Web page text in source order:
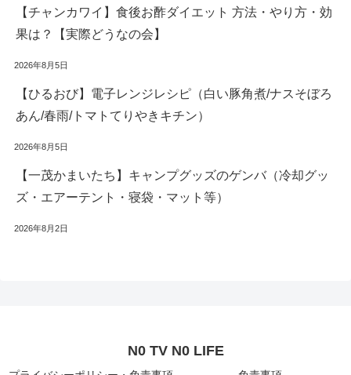
【チャンカワイ】食後お酢ダイエット 方法・やり方・効
果は？【実際どうなの会】
2026年8月5日
【ひるおび】電子レンジレシピ（白い豚角煮/ナスそぼろ
あん/春雨/トマトてりやきキチン）
2026年8月5日
【一茂かまいたち】キャンプグッズのゲンバ（冷却グッ
ズ・エアーテント・寝袋・マット等）
2026年8月2日
N0 TV N0 LIFE